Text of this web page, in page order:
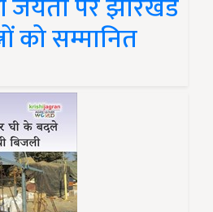
को सम्मानित